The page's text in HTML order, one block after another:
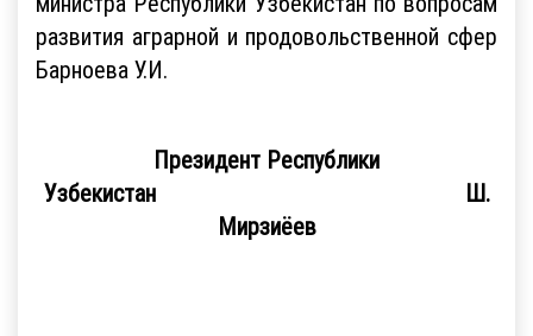
развития аграрной и продовольственной сфер
Барноева У.И.
Президент Республики
Узбекистан Ш.
Мирзиёев